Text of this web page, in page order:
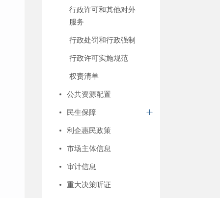
行政许可和其他对外
服务
行政处罚和行政强制
行政许可实施规范
权责清单
公共资源配置
民生保障
利企惠民政策
市场主体信息
审计信息
重大决策听证